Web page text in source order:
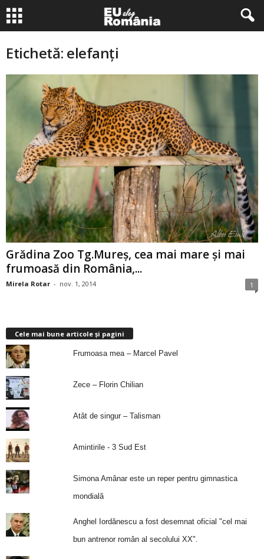
Etichetă: elefanţi
Grădina Zoo Tg.Mureș, cea mai mare și mai
frumoasă din România,...
Mirela Rotar - nov. 1, 2014 1
Cele mai bune articole și pagini
Frumoasa mea – Marcel Pavel
Zece – Florin Chilian
Atât de singur – Talisman
Amintirile - 3 Sud Est
Simona Amânar este un reper pentru gimnastica
mondială
Anghel Iordănescu a fost desemnat oficial "cel mai
bun antrenor român al secolului XX".